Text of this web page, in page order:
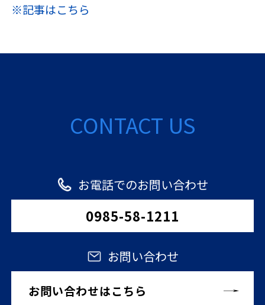
※記事はこちら
CONTACT US
お電話でのお問い合わせ
0985-58-1211
お問い合わせ
お問い合わせはこちら